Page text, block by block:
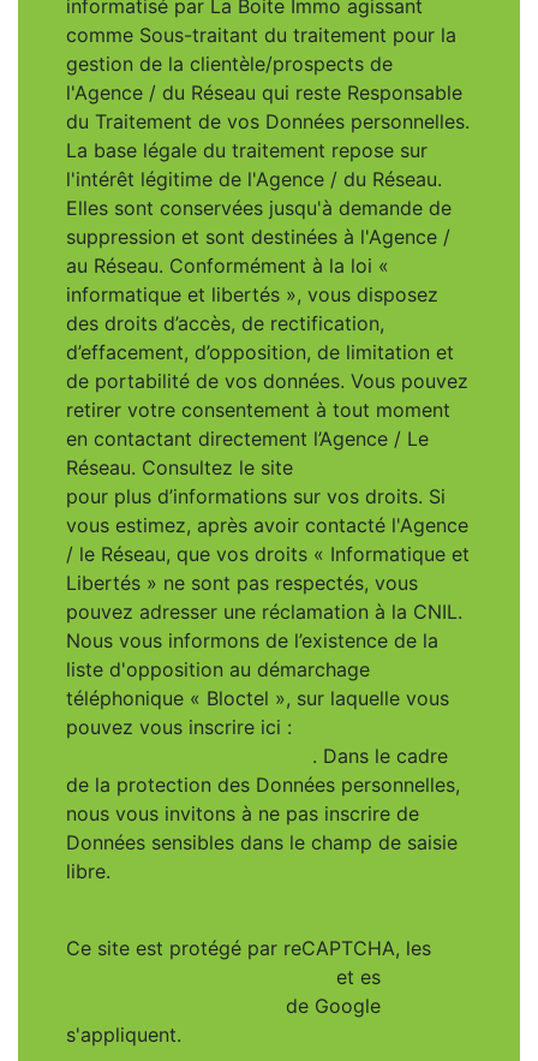
informatisé par La Boite Immo agissant
comme Sous-traitant du traitement pour la
gestion de la clientèle/prospects de
l'Agence / du Réseau qui reste Responsable
du Traitement de vos Données personnelles.
La base légale du traitement repose sur
l'intérêt légitime de l'Agence / du Réseau.
Elles sont conservées jusqu'à demande de
suppression et sont destinées à l'Agence /
au Réseau. Conformément à la loi «
informatique et libertés », vous disposez
des droits d’accès, de rectification,
d’effacement, d’opposition, de limitation et
de portabilité de vos données. Vous pouvez
retirer votre consentement à tout moment
en contactant directement l’Agence / Le
Réseau. Consultez le site
pour plus d’informations sur vos droits. Si
vous estimez, après avoir contacté l'Agence
/ le Réseau, que vos droits « Informatique et
Libertés » ne sont pas respectés, vous
pouvez adresser une réclamation à la CNIL.
Nous vous informons de l’existence de la
liste d'opposition au démarchage
téléphonique « Bloctel », sur laquelle vous
pouvez vous inscrire ici :
. Dans le cadre
de la protection des Données personnelles,
nous vous invitons à ne pas inscrire de
Données sensibles dans le champ de saisie
libre.
Ce site est protégé par reCAPTCHA, les
et es
de Google
s'appliquent.